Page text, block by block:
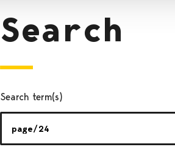
Search
Search term(s)